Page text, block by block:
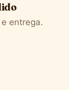
entrega.